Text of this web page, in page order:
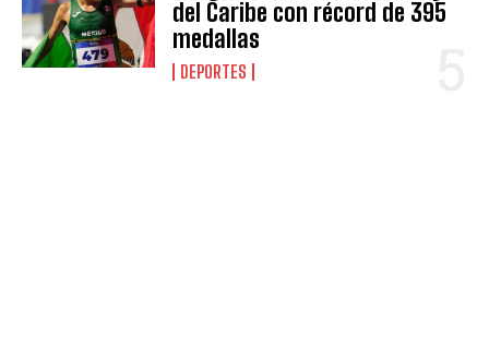
del Caribe con récord de 395
medallas
DEPORTES